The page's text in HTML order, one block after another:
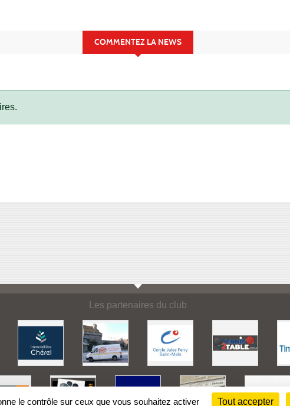
COMMENTEZ LA NEWS
Les partenaires du club
le contrôle sur ceux que vous souhaitez activer Tout accepter